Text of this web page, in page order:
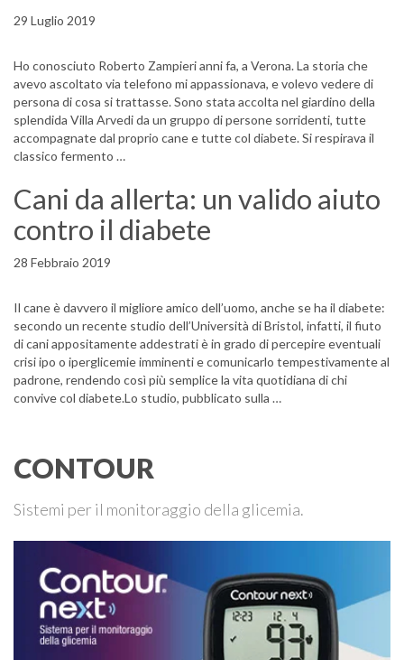
29 Luglio 2019
Ho conosciuto Roberto Zampieri anni fa, a Verona. La storia che
avevo ascoltato via telefono mi appassionava, e volevo vedere di
persona di cosa si trattasse. Sono stata accolta nel giardino della
splendida Villa Arvedi da un gruppo di persone sorridenti, tutte
accompagnate dal proprio cane e tutte col diabete. Si respirava il
classico fermento …
Cani da allerta: un valido aiuto
contro il diabete
28 Febbraio 2019
Il cane è davvero il migliore amico dell’uomo, anche se ha il diabete:
secondo un recente studio dell’Università di Bristol, infatti, il fiuto
di cani appositamente addestrati è in grado di percepire eventuali
crisi ipo o iperglicemie imminenti e comunicarlo tempestivamente al
padrone, rendendo così più semplice la vita quotidiana di chi
convive col diabete.Lo studio, pubblicato sulla …
CONTOUR
Sistemi per il monitoraggio della glicemia.